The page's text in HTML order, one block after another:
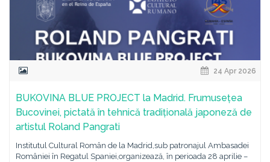
24 Apr 2026
BUKOVINA BLUE PROJECT la Madrid. Frumusețea
Bucovinei, pictată în tehnică tradițională japoneză de
artistul Roland Pangrati
Institutul Cultural Român de la Madrid,sub patronajul Ambasadei
României în Regatul Spaniei,organizează, în perioada 28 aprilie –